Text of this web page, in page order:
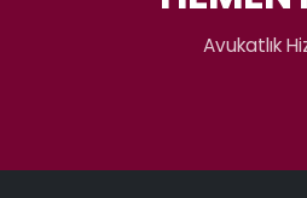
Avukatlık